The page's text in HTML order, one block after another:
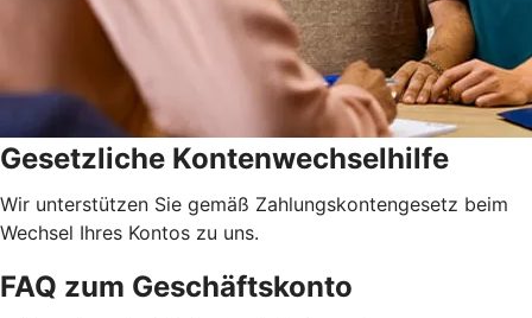
Gesetzliche Kontenwechselhilfe
Wir unterstützen Sie gemäß Zahlungskontengesetz beim
Wechsel Ihres Kontos zu uns.
FAQ zum Geschäftskonto